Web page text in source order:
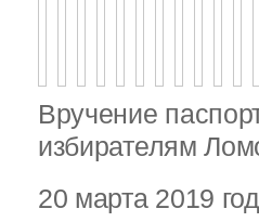
Вручение
избирателям
20 марта 2019